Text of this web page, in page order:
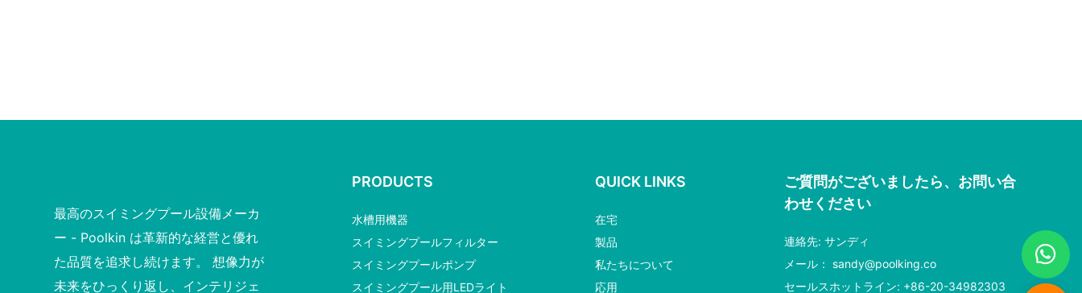
最高のスイミングプール設備メーカ
ー - Poolkin は革新的な経営と優れ
た品質を追求し続けます。 想像力が
未来をひっくり返し、インテリジェ
PRODUCTS
水槽用機器
スイミングプールフィルター
スイミングプールポンプ
スイミングプール用LEDライト
QUICK LINKS
在宅
製品
私たちについて
応用
ご質問がございましたら、お問い合
わせください
連絡先: サンディ
メール：sandy@poolking.co
セールスホットライン: +86-20-34982303